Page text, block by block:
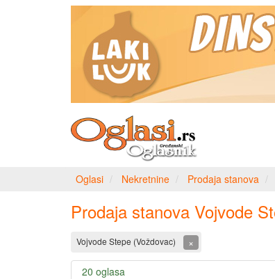
Oglasi Nekretnine Prodaja stanova
Prodaja stanova Vojvode
Vojvode Stepe (Voždovac) ×
20 oglasa